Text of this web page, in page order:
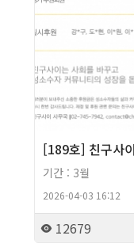
[189호] 친구사
기간 : 3월
2026-04-03 16:12
12679